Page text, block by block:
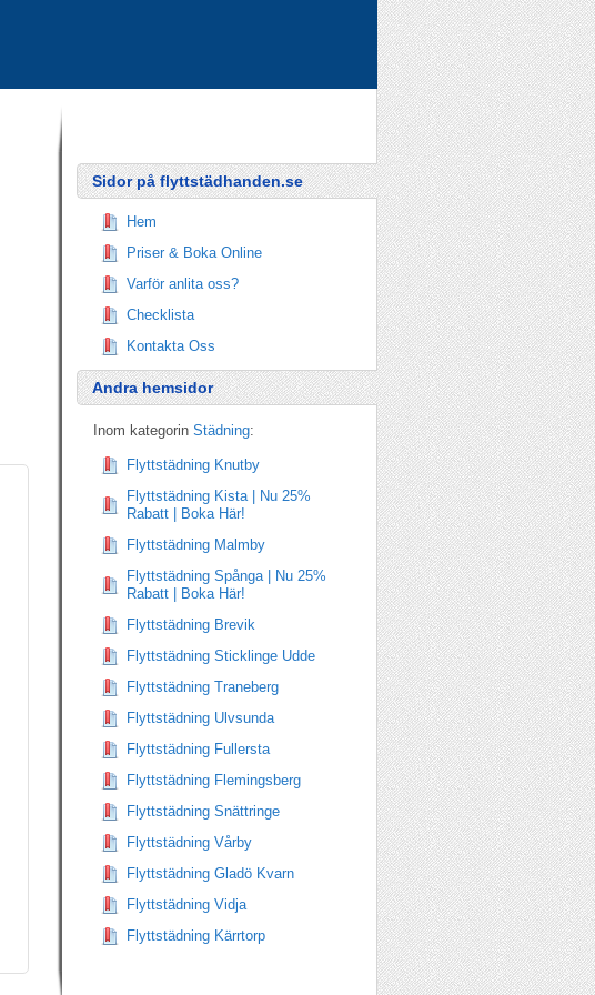
Sidor på flyttstädhanden.se
Hem
Priser & Boka Online
Varför anlita oss?
Checklista
Kontakta Oss
Andra hemsidor
Inom kategorin Städning:
Flyttstädning Knutby
Flyttstädning Kista | Nu 25%
Rabatt | Boka Här!
Flyttstädning Malmby
Flyttstädning Spånga | Nu 25%
Rabatt | Boka Här!
Flyttstädning Brevik
Flyttstädning Sticklinge Udde
Flyttstädning Traneberg
Flyttstädning Ulvsunda
Flyttstädning Fullersta
Flyttstädning Flemingsberg
Flyttstädning Snättringe
Flyttstädning Vårby
Flyttstädning Gladö Kvarn
Flyttstädning Vidja
Flyttstädning Kärrtorp